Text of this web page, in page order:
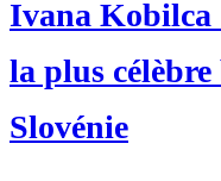
Ivana Kobilca
la plus célèbre
Slovénie